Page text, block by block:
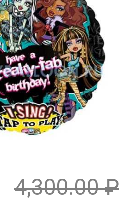
4,300.00₽